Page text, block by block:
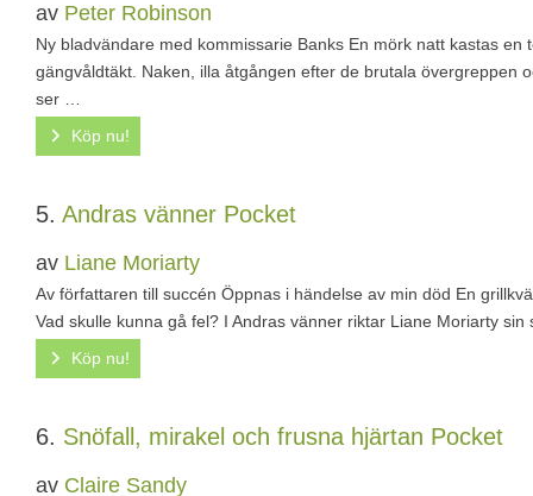
av Peter Robinson
Ny bladvändare med kommissarie Banks En mörk natt kastas
gängvåldtäkt. Naken, illa åtgången efter de brutala övergreppen
ser …
Köp nu!
5. Andras vänner Pocket
av Liane Moriarty
Av författaren till succén Öppnas i händelse av min död En
Vad skulle kunna gå fel? I Andras vänner riktar Liane Moriarty
Köp nu!
6. Snöfall, mirakel och frusna hjärtan Pocket
av Claire Sandy